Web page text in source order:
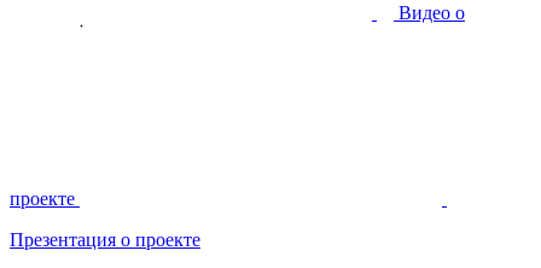
Видео о
проекте
Презентация о проекте